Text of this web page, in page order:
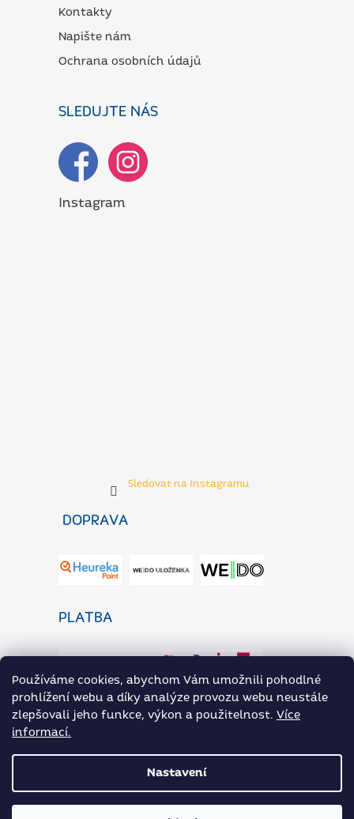
Používáme cookies, abychom Vám umožnili pohodlné
prohlížení webu a díky analýze provozu webu neustále
zlepšovali jeho funkce, výkon a použitelnost. Více
informací.
Nastavení
Kontakty
Napište nám
Ochrana osobních údajů
SLEDUJTE NÁS
Instagram
Sledovat na Instagramu
DOPRAVA
PLATBA
ZaP Novinky
Vytvořil Shoptet |Nakódoval eshopGuru